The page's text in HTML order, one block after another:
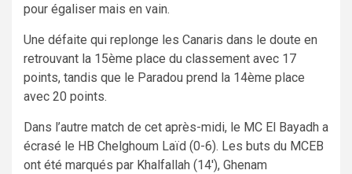
pour égaliser mais en vain.
Une défaite qui replonge les Canaris dans le doute en
retrouvant la 15ème place du classement avec 17
points, tandis que le Paradou prend la 14ème place
avec 20 points.
Dans l’autre match de cet après-midi, le MC El Bayadh a
écrasé le HB Chelghoum Laïd (0-6). Les buts du MCEB
ont été marqués par Khalfallah (14′), Ghenam